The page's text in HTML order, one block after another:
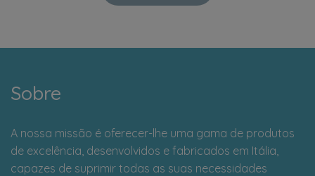
Sobre
A nossa missão é oferecer-lhe uma gama de produtos
de excelência, desenvolvidos e fabricados em Itália,
capazes de suprimir todas as suas necessidades